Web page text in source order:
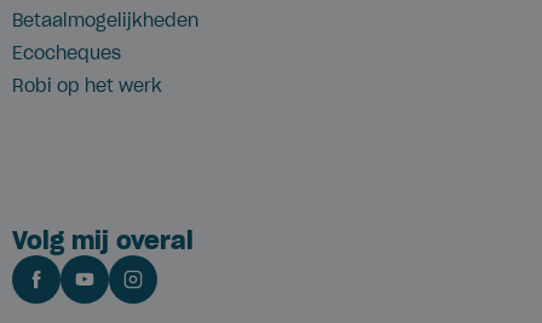
Betaalmogelijkheden
Ecocheques
Robi op het werk
Volg mij overal